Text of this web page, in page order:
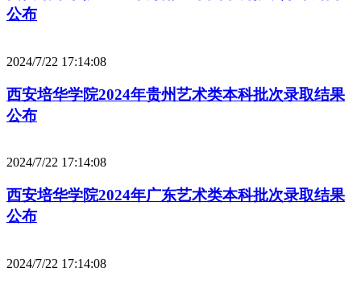
公布
2024/7/22 17:14:08
西安培华学院2024年贵州艺术类本科批次录取结果
公布
2024/7/22 17:14:08
西安培华学院2024年广东艺术类本科批次录取结果
公布
2024/7/22 17:14:08